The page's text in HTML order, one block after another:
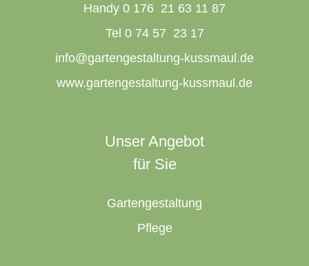
Handy 0 176 21 63 11 87
Tel 0 74 57 23 17
info@gartengestaltung-kussmaul.de
www.gartengestaltung-kussmaul.de
Unser Angebot
für Sie
Gartengestaltung
Pflege